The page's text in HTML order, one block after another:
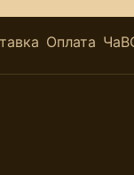
Оплата